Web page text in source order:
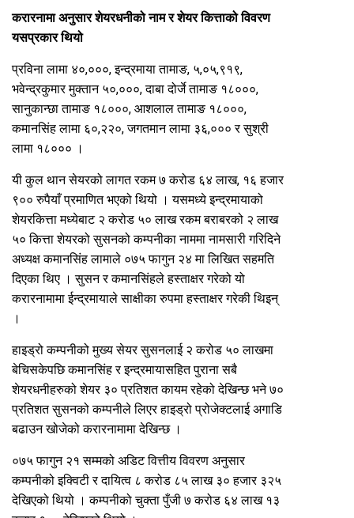
करारनामा अनुसार शेयरधनीको नाम र शेयर कित्ताको विवरण
यसप्रकार थियो
प्रविना लामा ४०,०००, इन्द्रमाया तामाङ, ५,०५,९१९,
भवेन्द्रकुमार मुक्तान ५०,०००, दाबा दोर्जे तामाङ १८०००,
सानुकान्छा तामाङ १८०००, आशलाल तामाङ १८०००,
कमानसिंह लामा ६०,२२०, जगतमान लामा ३६,००० र सुश्री
लामा १८००० ।
यी कुल थान सेयरको लागत रकम ७ करोड ६४ लाख, १६ हजार
९०० रुपैयाँ प्रमाणित भएको थियो । यसमध्ये इन्द्रमायाको
शेयरकित्ता मध्येबाट २ करोड ५० लाख रकम बराबरको २ लाख
५० कित्ता शेयरको सुसनको कम्पनीका नाममा नामसारी गरिदिने
अध्यक्ष कमानसिंह लामाले ०७५ फागुन २४ मा लिखित सहमति
दिएका थिए । सुसन र कमानसिंहले हस्ताक्षर गरेको यो
करारनामामा ईन्द्रमायाले साक्षीका रुपमा हस्ताक्षर गरेकी थिइन्
।
हाइड्रो कम्पनीको मुख्य सेयर सुसनलाई २ करोड ५० लाखमा
बेचिसकेपछि कमानसिंह र इन्द्रमायासहित पुराना सबै
शेयरधनीहरुको शेयर ३० प्रतिशत कायम रहेको देखिन्छ भने ७०
प्रतिशत सुसनको कम्पनीले लिएर हाइड्रो प्रोजेक्टलाई अगाडि
बढाउन खोजेको करारनामामा देखिन्छ ।
०७५ फागुन २१ सम्मको अडिट वित्तीय विवरण अनुसार
कम्पनीको इक्विटी र दायित्व ८ करोड ८५ लाख ३० हजार ३२५
देखिएको थियो । कम्पनीको चुक्ता पुँजी ७ करोड ६४ लाख १३